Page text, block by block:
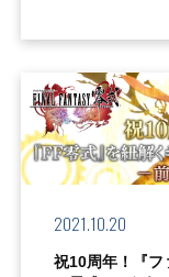
2021.10.20
祝10周年！『フ